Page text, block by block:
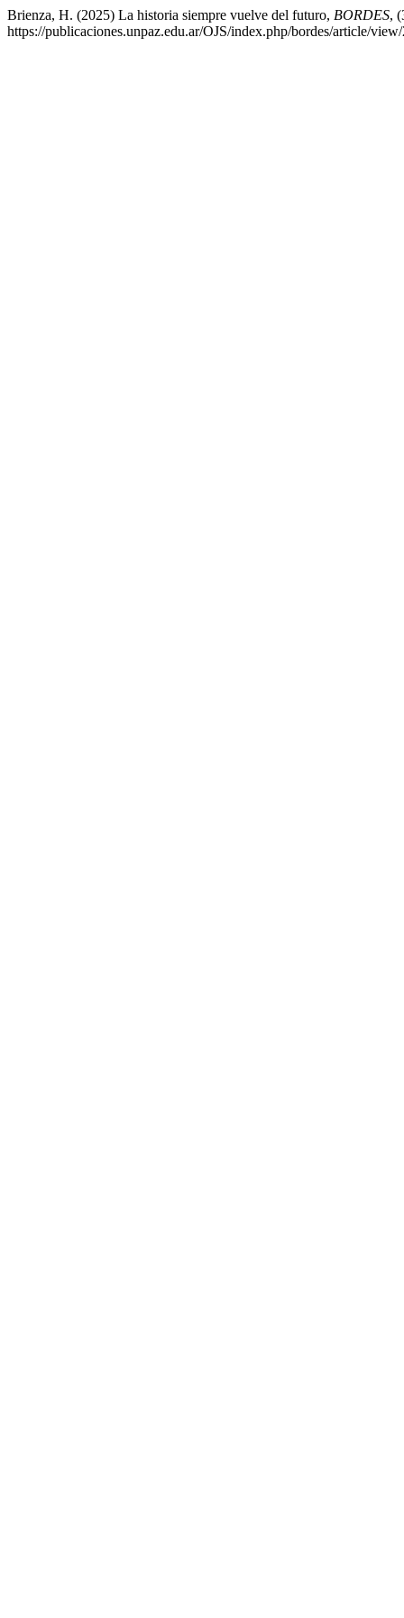
Brienza, H. (2025) La historia siempre vuelve del futuro, BORDES,
https://publicaciones.unpaz.edu.ar/OJS/index.php/bordes/article/